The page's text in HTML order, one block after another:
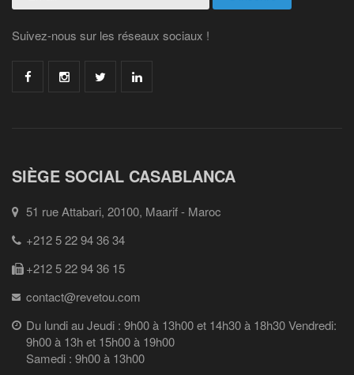
Suivez-nous sur les réseaux sociaux !
SIÈGE SOCIAL CASABLANCA
51 rue Attabari, 20100, Maarif - Maroc
+212 5 22 94 36 34
+212 5 22 94 36 15
contact@revetou.com
Du lundi au Jeudi : 9h00 à 13h00 et 14h30 à 18h30 Vendredi:
9h00 à 13h et 15h00 à 19h00
Samedi : 9h00 à 13h00